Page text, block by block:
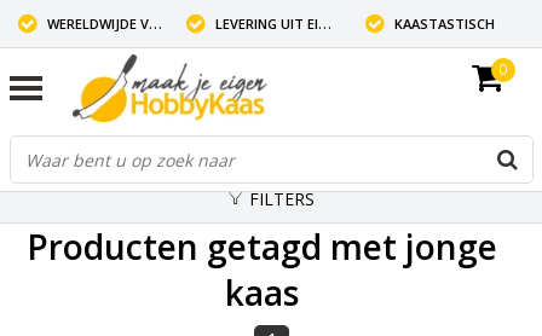
WERELDWIJDE VERZENDING LEVERING UIT EIGEN VOORRAAD KAASTASTISCH
0
FILTERS
Producten getagd met jonge
kaas